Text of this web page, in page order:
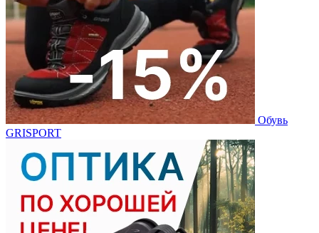
Обувь
GRISPORT